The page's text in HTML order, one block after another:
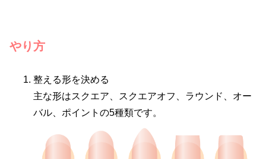
やり方
整える形を決める
主な形はスクエア、スクエアオフ、ラウンド、オー
バル、ポイントの5種類です。